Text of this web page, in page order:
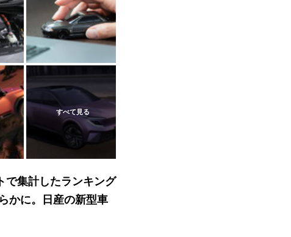
で集計したランキング
かに。日産の新型車